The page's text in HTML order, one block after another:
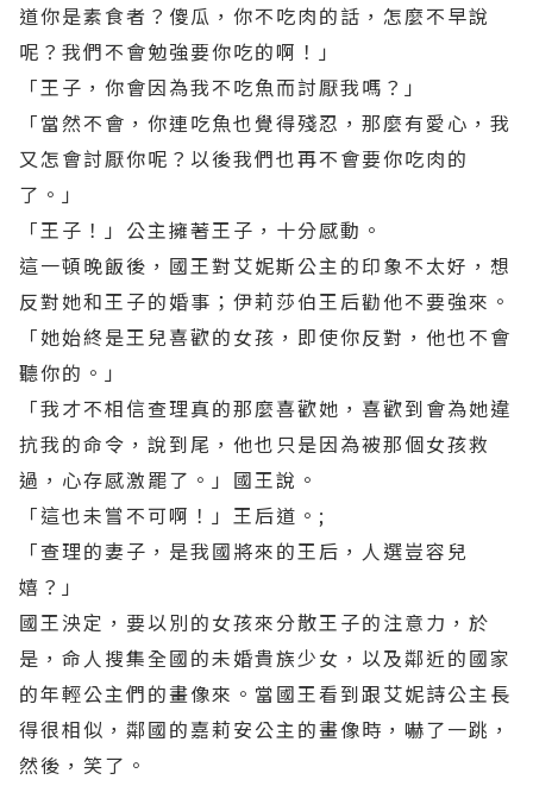
道你是素食者？傻瓜，你不吃肉的話，怎麼不早說
呢？我們不會勉強要你吃的啊！」
「王子，你會因為我不吃魚而討厭我嗎？」
「當然不會，你連吃魚也覺得殘忍，那麼有愛心，我
又怎會討厭你呢？以後我們也再不會要你吃肉的
了。」
「王子！」公主擁著王子，十分感動。
這一頓晚飯後，國王對艾妮斯公主的印象不太好，想
反對她和王子的婚事；伊莉莎伯王后勸他不要強來。
「她始終是王兒喜歡的女孩，即使你反對，他也不會
聽你的。」
「我才不相信查理真的那麼喜歡她，喜歡到會為她違
抗我的命令，說到尾，他也只是因為被那個女孩救
過，心存感激罷了。」國王說。
「這也未嘗不可啊！」王后道。 ;
「查理的妻子，是我國將來的王后，人選豈容兒
嬉？」
國王泱定，要以別的女孩來分散王子的注意力，於
是，命人搜集全國的未婚貴族少女，以及鄰近的國家
的年輕公主們的畫像來。當國王看到跟艾妮詩公主長
得很相似，鄰國的嘉莉安公主的畫像時，嚇了一跳，
然後，笑了。